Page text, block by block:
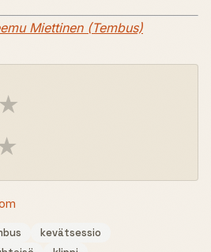
Miettinen (Tembus)
★
kevätsessio